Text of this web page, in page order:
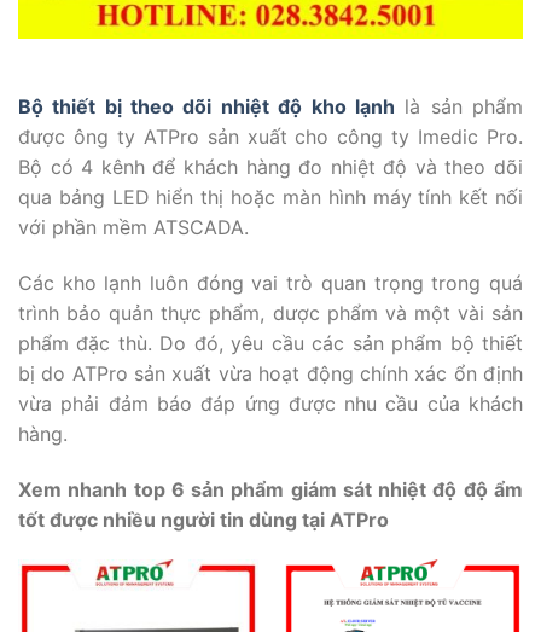
Bộ thiết bị theo dõi nhiệt độ kho lạnh là sản phẩm
được ông ty ATPro sản xuất cho công ty Imedic Pro.
Bộ có 4 kênh để khách hàng đo nhiệt độ và theo dõi
qua bảng LED hiển thị hoặc màn hình máy tính kết nối
với phần mềm ATSCADA.
Các kho lạnh luôn đóng vai trò quan trọng trong quá
trình bảo quản thực phẩm, dược phẩm và một vài sản
phẩm đặc thù. Do đó, yêu cầu các sản phẩm bộ thiết
bị do ATPro sản xuất vừa hoạt động chính xác ổn định
vừa phải đảm báo đáp ứng được nhu cầu của khách
hàng.
Xem nhanh top 6 sản phẩm giám sát nhiệt độ độ ẩm
tốt được nhiều người tin dùng tại ATPro